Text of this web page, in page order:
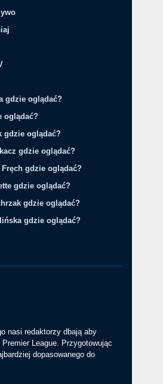
gdzie oglądać?
oglądać?
gdzie oglądać?
gdzie oglądać?
Fręch gdzie oglądać?
gdzie oglądać?
gdzie oglądać?
gdzie oglądać?
nasi redaktorzy dbają aby
League. Przygotowując
dopasowanego do